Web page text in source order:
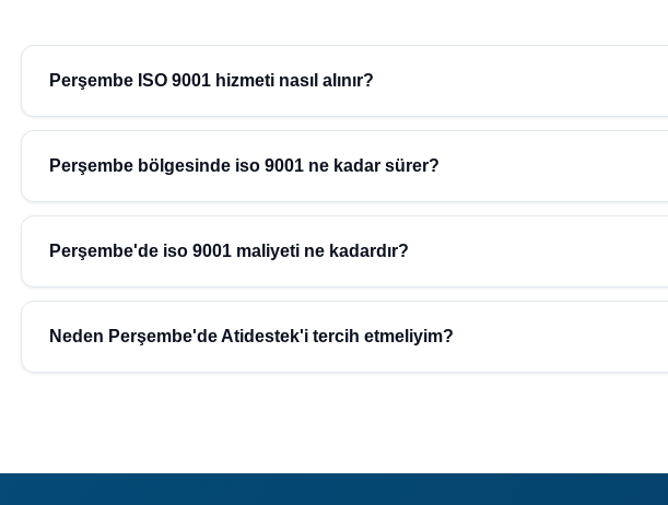
Perşembe ISO 9001 hizmeti nasıl alınır?
Perşembe (Ordu) bölgesinde iso 9001 hizmeti almak için Atidestek'e başvurmanız
ücretsiz ön değerlendirme yaparak size özel çözüm sunar.
Perşembe bölgesinde iso 9001 ne kadar sürer?
Perşembe bölgesindeki işletmeler için iso 9001 süreci, işletmenizin büyüklüğü ve
değişmektedir. Ortalama süre hakkında bilgi almak için ücretsiz danışmanlık
Perşembe'de iso 9001 maliyeti ne kadardır?
Perşembe (Ordu) bölgesinde iso 9001 maliyeti işletmenizin ölçeğine ve ihtiyaçlarına göre
Atidestek olarak uygun fiyatlı ve kaliteli hizmet sunuyoruz. Ücretsiz teklif almak için bize
Neden Perşembe'de Atidestek'i tercih etmeliyim?